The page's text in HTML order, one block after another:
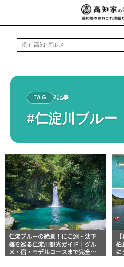
TAG 2記事
#仁淀川ブルー
仁淀ブルーの絶景！にこ淵・沈下
橋を巡る仁淀川観光ガイド｜グル
メ・宿・モデルコースまで完全網
柏
に